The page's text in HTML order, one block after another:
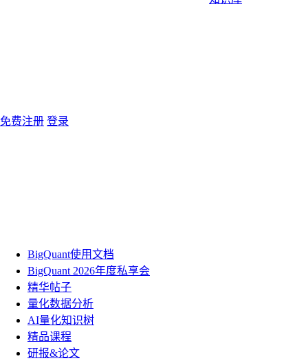
免费注册 登录
BigQuant使用文档
BigQuant 2026年度私享会
精华帖子
量化数据分析
AI量化知识树
精品课程
研报&论文